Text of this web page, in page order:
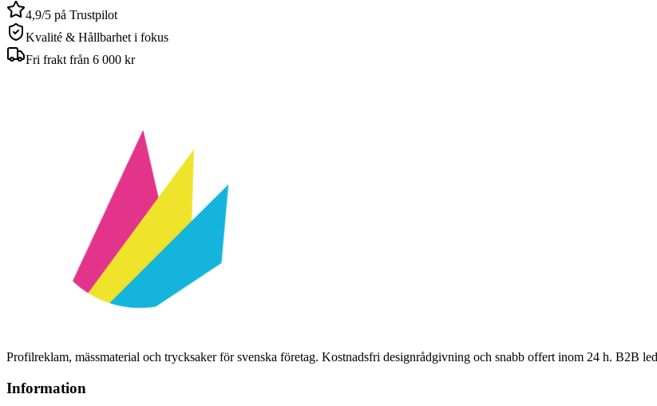
4,9/5 på Trustpilot
Kvalité & Hållbarhet i fokus
Fri frakt från 6 000 kr
Profilreklam, mässmaterial och trycksaker för svenska företag. Kostnadsfri designrådgivning och snabb offert inom 24 h. B2B
Information